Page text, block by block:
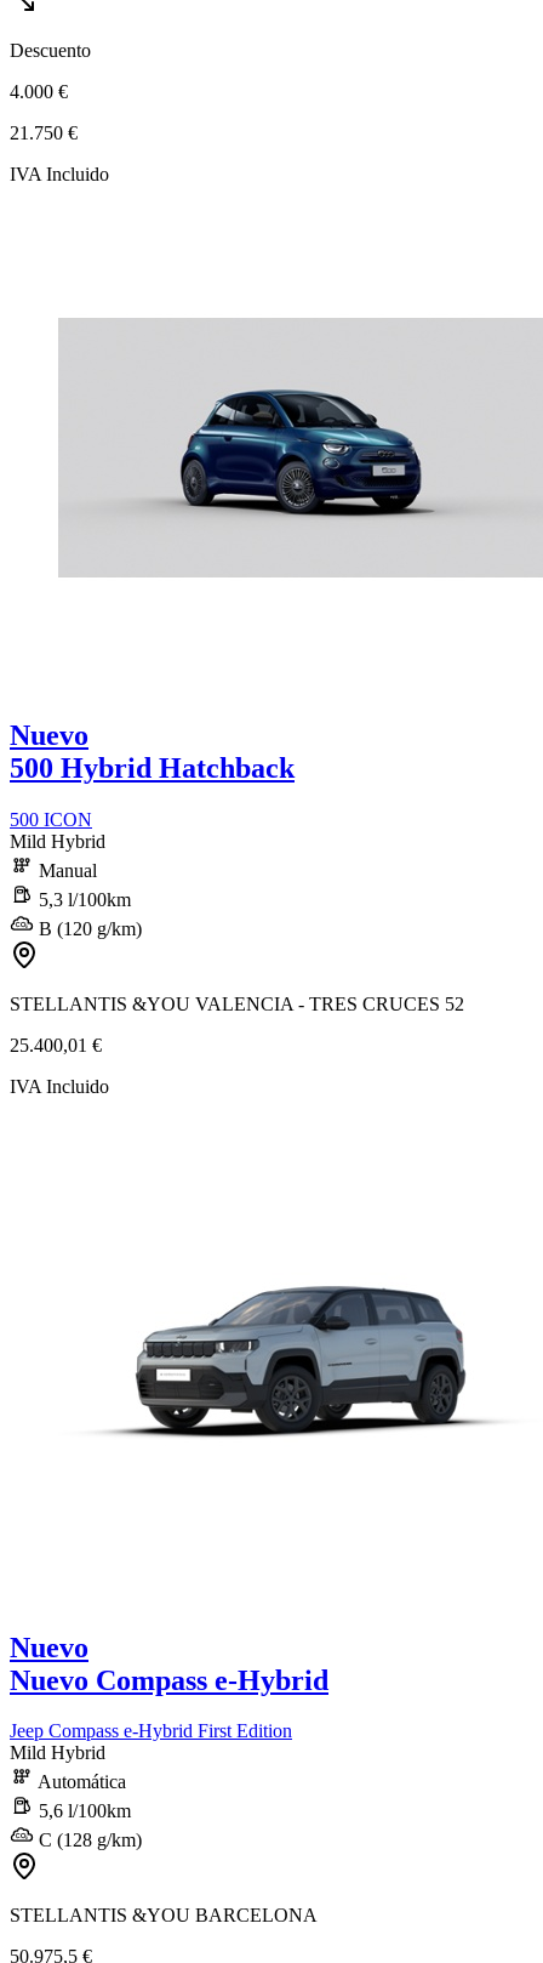
Descuento
4.000 €
21.750 €
IVA Incluido
Nuevo
500 Hybrid Hatchback
500 ICON
Mild Hybrid
Manual
5,3 l/100km
B (120 g/km)
STELLANTIS &YOU VALENCIA - TRES CRUCES 52
25.400,01 €
IVA Incluido
Nuevo
Nuevo Compass e-Hybrid
Jeep Compass e-Hybrid First Edition
Mild Hybrid
Automática
5,6 l/100km
C (128 g/km)
STELLANTIS &YOU BARCELONA
50.975,5 €